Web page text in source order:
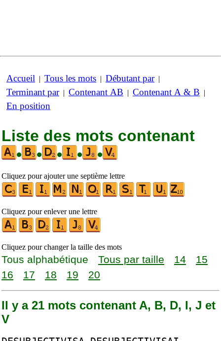
Accueil | Tous les mots | Débutant par|
Terminant par| Contenant AB | Contenant A & B |
En position
Liste des mots contenant
•
• • • •
Cliquez pour ajouter une septième lettre
Cliquez pour enlever une lettre
Cliquez pour changer la taille des mots
Tous alphabétique Tous par taille 14
15
16
17 18 19 20
Il y a 21 mots contenant A, B, D, I, J et
V